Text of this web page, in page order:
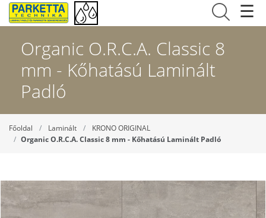
☰
Organic O.R.C.A. Classic 8
mm - Kőhatású Laminált
Padló
Főoldal Laminált
KRONO ORIGINAL
Organic O.R.C.A. Classic 8 mm - Kőhatású Laminált Padló